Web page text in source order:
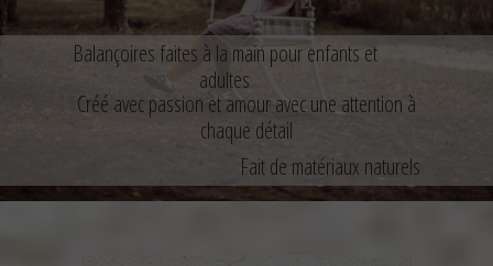
Balançoires faites à la main pour enfants et
adultes
Créé avec passion et amour avec une attention à
chaque détail
Fait de matériaux naturels